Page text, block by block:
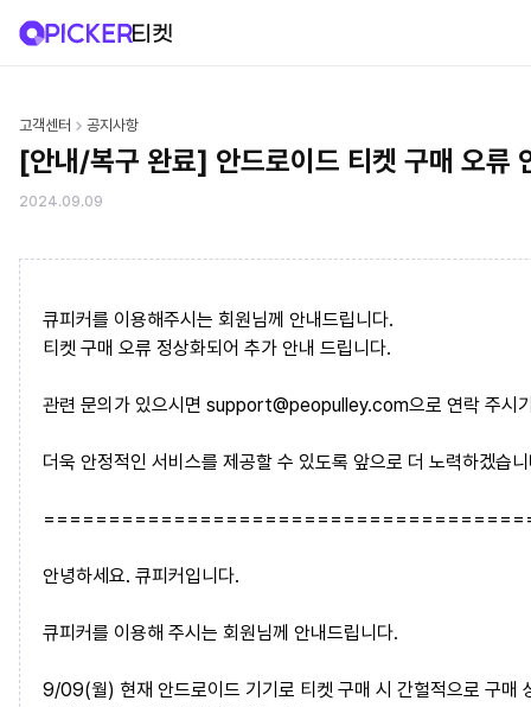
고객센터 공지사항
[안내/복구 완료] 안드로이드 티켓 구매 오류
2024.09.09
큐피커를 이용해주시는 회원님께 안내드립니다.
티켓 구매 오류 정상화되어 추가 안내 드립니다.
관련 문의가 있으시면 support@peopulley.com으로 연락 주시
더욱 안정적인 서비스를 제공할 수 있도록 앞으로 더 노력하겠습
안녕하세요. 큐피커입니다.
큐피커를 이용해 주시는 회원님께 안내드립니다.
9/09(월) 현재 안드로이드 기기로 티켓 구매 시 간헐적으로 구매